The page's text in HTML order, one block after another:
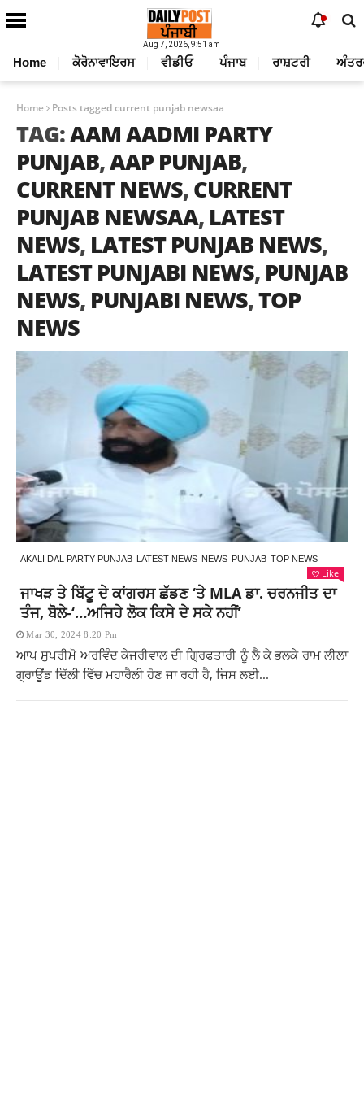
Aug 7, 2026, 9:51 am
Home ਕੋਰੋਨਾਵਾਇਰਸ ਵੀਡੀਓ ਪੰਜਾਬ ਰਾਸ਼ਟਰੀ
Home Posts tagged current punjab newsaa
TAG:AAM AADMI PARTY
PUNJAB,AAP PUNJAB,
CURRENT NEWS,CURRENT
PUNJAB NEWSAA, LATEST
NEWS, LATEST PUNJAB NEWS,
LATEST PUNJABI NEWS, PUNJAB
NEWS, PUNJABI NEWS,TOP
NEWS
AKALI DAL PARTY PUNJAB LATEST NEWS NEWS PUNJAB TOP NEWS
Like
ਜਾਖੜ ਤੇ ਬਿੱਟੂ ਦੇ ਕਾਂਗਰਸ ਛੱਡਣ ‘ਤੇ MLA ਡਾ. ਚਰਨਜੀਤ ਦਾ
ਤੰਜ, ਬੋਲੇ-‘…ਅਜਿਹੇ ਲੋਕ ਕਿਸੇ ਦੇ ਸਕੇ ਨਹੀਂ’
Mar 30, 2024 8:20 Pm
ਆਪ ਸੁਪਰੀਮੋ ਅਰਵਿੰਦ ਕੇਜਰੀਵਾਲ ਦੀ ਗ੍ਰਿਫਤਾਰੀ ਨੂੰ ਲੈ ਕੇ ਭਲਕੇ ਰਾਮ ਲੀਲਾ
ਗ੍ਰਾਊਂਡ ਦਿੱਲੀ ਵਿੱਚ ਮਹਾਰੈਲੀ ਹੋਣ ਜਾ ਰਹੀ ਹੈ, ਜਿਸ ਲਈ...